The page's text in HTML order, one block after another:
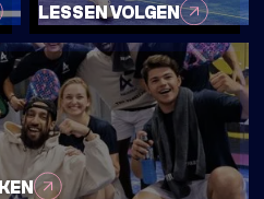
5
LESSEN VOLGEN